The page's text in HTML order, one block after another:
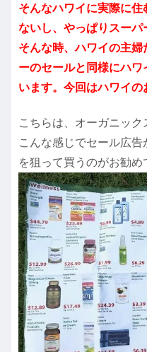
そんなハワイに実際に
ないし、やっぱりスーパ
そんな時、ハワイの主
ーのセールと同様にハワ
います。今回はハワイの
こちらは、オーガニック
こんな感じでセール広
を狙って買うのがお勧め